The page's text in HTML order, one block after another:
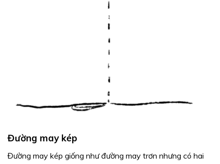
Đường may kép
Đường may kép giống như đường may trơn nhưng có hai